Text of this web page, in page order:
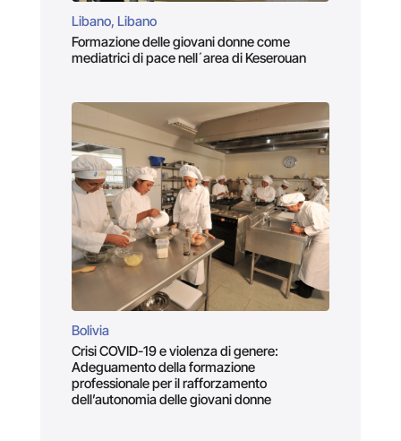
Formazione delle giovani donne come
mediatrici di pace nell´area di Keserouan
Libano, Libano
Crisi COVID-19 e violenza di genere:
Adeguamento della formazione
professionale per il rafforzamento
dell’autonomia delle giovani donne
Bolivia